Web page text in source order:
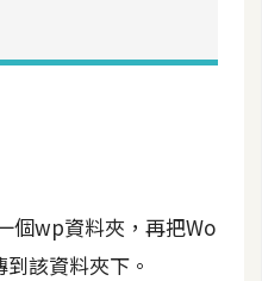
wp資料夾，再把Wo
該資料夾下。